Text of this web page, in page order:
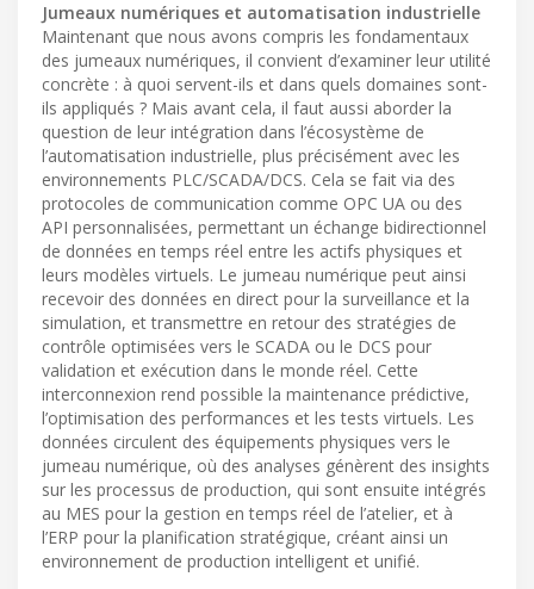
Jumeaux numériques et automatisation industrielle
Maintenant que nous avons compris les fondamentaux
des jumeaux numériques, il convient d’examiner leur utilité
concrète : à quoi servent-ils et dans quels domaines sont-
ils appliqués ? Mais avant cela, il faut aussi aborder la
question de leur intégration dans l’écosystème de
l’automatisation industrielle, plus précisément avec les
environnements PLC/SCADA/DCS. Cela se fait via des
protocoles de communication comme OPC UA ou des
API personnalisées, permettant un échange bidirectionnel
de données en temps réel entre les actifs physiques et
leurs modèles virtuels. Le jumeau numérique peut ainsi
recevoir des données en direct pour la surveillance et la
simulation, et transmettre en retour des stratégies de
contrôle optimisées vers le SCADA ou le DCS pour
validation et exécution dans le monde réel. Cette
interconnexion rend possible la maintenance prédictive,
l’optimisation des performances et les tests virtuels. Les
données circulent des équipements physiques vers le
jumeau numérique, où des analyses génèrent des insights
sur les processus de production, qui sont ensuite intégrés
au MES pour la gestion en temps réel de l’atelier, et à
l’ERP pour la planification stratégique, créant ainsi un
environnement de production intelligent et unifié.